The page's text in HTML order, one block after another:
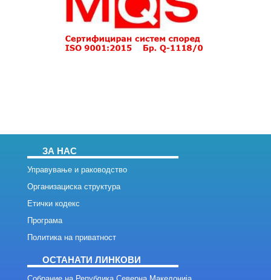
ЗА НАС
Управување и раководство
Организациска структура
Етички кодекс
Програма
Политика на приватност
ОСТАНАТИ ЛИНКОВИ